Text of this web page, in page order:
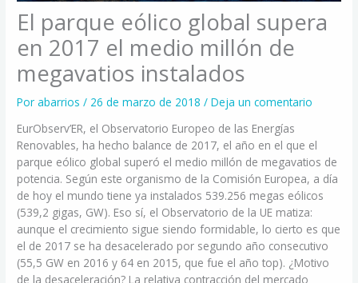
El parque eólico global supera
en 2017 el medio millón de
megavatios instalados
Porabarrios/ 26 de marzo de 2018/Deja un comentario
EurObserv’ER, el Observatorio Europeo de las Energías
Renovables, ha hecho balance de 2017, el año en el que el
parque eólico global superó el medio millón de megavatios de
potencia. Según este organismo de la Comisión Europea, a día
de hoy el mundo tiene ya instalados 539.256 megas eólicos
(539,2 gigas, GW). Eso sí, el Observatorio de la UE matiza:
aunque el crecimiento sigue siendo formidable, lo cierto es que
el de 2017 se ha desacelerado por segundo año consecutivo
(55,5 GW en 2016 y 64 en 2015, que fue el año top). ¿Motivo
de la desaceleración? La relativa contracción del mercado